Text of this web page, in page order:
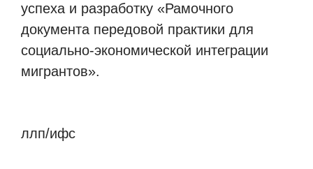
успеха и разработку «Рамочного
документа передовой практики для
социально-экономической интеграции
мигрантов».
ллп/ифс